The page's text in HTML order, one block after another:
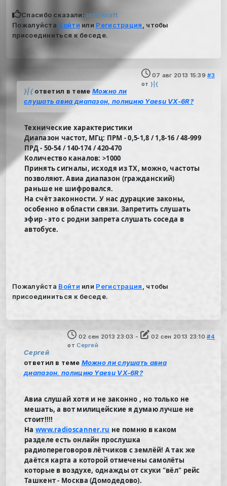
Спасибо сказали: interkraft
Пожалуйста Войти или Регистрация, чтобы
присоединиться к беседе.
07 авг 2013 15:39 #3
от }|{
}|{ответил в теме Можно ли
слушать авиа диапазон, полицию Yaesu VX-6R?
Технические характеристики
Диапазон частот, МГц: ПРМ - 0,5-1,8 / 1,8-16 / 48-999
ПРД - 50-54 / 140-174 / 420-470
Количество каналов: >1000
Принять сигналы, исходя из ТХ, можно, частоты
позволяют. Авиа диапазон (гражданский)
раньше не шифровался.
На счёт законности. У нас дурацкие законы,
особенно в области связи. Запретить слушать
эфир - это с родни запрета слушать соседа в
автобусе.
Пожалуйста Войти или Регистрация, чтобы
присоединиться к беседе.
02 сен 2013 23:03 - 02 сен 2013 23:10 #4
отCергей
Cергей
ответил в теме Можно ли слушать авиа
диапазон, полицию Yaesu VX-6R?
Авиа слушай хотя и не законно , но только не
мешать, а вот милицейские я думаю лучше не
стоит!!!!
На www.radioscanner.ru не помню в каком
разделе есть онлайн прослушка
радиопереговоров лётчиков с землёй! А так же
даётся карта а которой отмечены самолёты
которые в воздухе, однажды от скуки "вёл" рейс
Ташкент - Москва (Домодедово).